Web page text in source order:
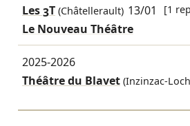
Les 3T(Châtellerault) 13/01 [1
Le Nouveau Théâtre
2025-2026
Théâtre du Blavet(Inzinzac-